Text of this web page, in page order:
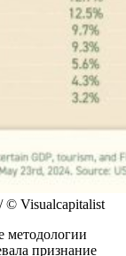
© Visualcapitalist
методологии
признание